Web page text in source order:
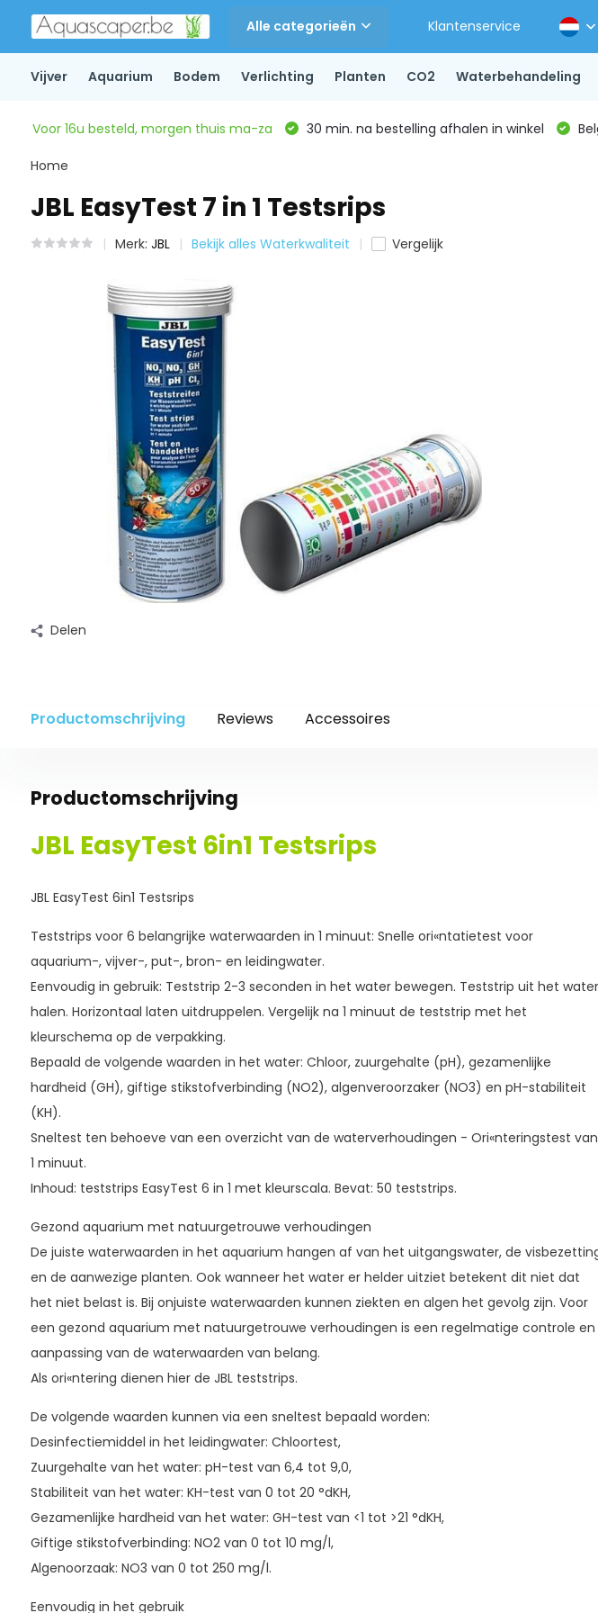
Alle categorieën Klantenservice
Vijver Aquarium Bodem Verlichting Planten CO2 Waterbehandeling
Voor 16u besteld, morgen thuis ma-za 30 min. na bestelling afhalen in winkel
Home
JBL EasyTest 7 in 1 Testsrips
Merk: JBL Bekijk alles Waterkwaliteit Vergelijk
Delen
Productomschrijving Reviews Accessoires
Productomschrijving
JBL EasyTest 6in1 Testsrips
JBL EasyTest 6in1 Testsrips
Teststrips voor 6 belangrijke waterwaarden in 1 minuut: Snelle ori«ntatietest voor
aquarium-, vijver-, put-, bron- en leidingwater.
Eenvoudig in gebruik: Teststrip 2-3 seconden in het water bewegen. Teststrip uit het water
halen. Horizontaal laten uitdruppelen. Vergelijk na 1 minuut de teststrip met het
kleurschema op de verpakking.
Bepaald de volgende waarden in het water: Chloor, zuurgehalte (pH), gezamenlijke
hardheid (GH), giftige stikstofverbinding (NO2), algenveroorzaker (NO3) en pH-stabiliteit
(KH).
Sneltest ten behoeve van een overzicht van de waterverhoudingen - Ori«nteringstest van
1 minuut.
Inhoud: teststrips EasyTest 6 in 1 met kleurscala. Bevat: 50 teststrips.
Gezond aquarium met natuurgetrouwe verhoudingen
De juiste waterwaarden in het aquarium hangen af van het uitgangswater, de
en de aanwezige planten. Ook wanneer het water er helder uitziet betekent dit niet dat
het niet belast is. Bij onjuiste waterwaarden kunnen ziekten en algen het gevolg zijn. Voor
een gezond aquarium met natuurgetrouwe verhoudingen is een regelmatige controle en
aanpassing van de waterwaarden van belang.
Als ori«ntering dienen hier de JBL teststrips.
De volgende waarden kunnen via een sneltest bepaald worden:
Desinfectiemiddel in het leidingwater: Chloortest,
Zuurgehalte van het water: pH-test van 6,4 tot 9,0,
Stabiliteit van het water: KH-test van 0 tot 20 °dKH,
Gezamenlijke hardheid van het water: GH-test van <1 tot >21 °dKH,
Giftige stikstofverbinding: NO2 van 0 tot 10 mg/l,
Algenoorzaak: NO3 van 0 tot 250 mg/l.
Eenvoudig in het gebruik